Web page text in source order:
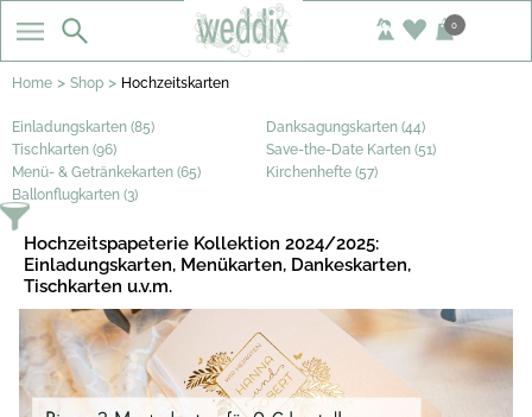
0
Home > Shop > Hochzeitskarten
Einladungskarten (85)
Danksagungskarten (44)
Tischkarten (96)
Save-the-Date Karten (51)
Menü- & Getränkekarten (65)
Kirchenhefte (57)
Ballonflugkarten (3)
Hochzeitspapeterie Kollektion 2024/2025:
Einladungskarten, Menükarten, Dankeskarten,
Tischkarten u.v.m.